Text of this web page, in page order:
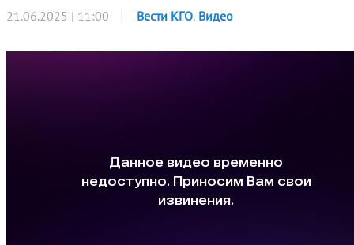
21.06.2025 | 11:00 Вести КГО, Видео